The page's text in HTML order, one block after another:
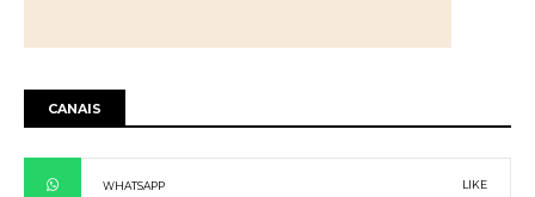
CANAIS
WHATSAPP LIKE